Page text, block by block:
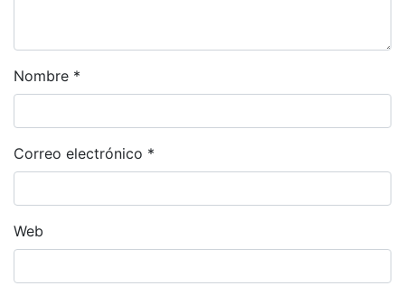
Nombre *
Correo electrónico *
Web